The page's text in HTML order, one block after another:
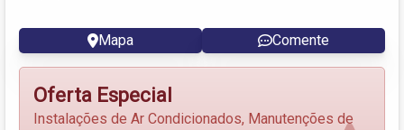
Mapa Comente
Oferta Especial
Instalações de Ar Condicionados, Manutenções de